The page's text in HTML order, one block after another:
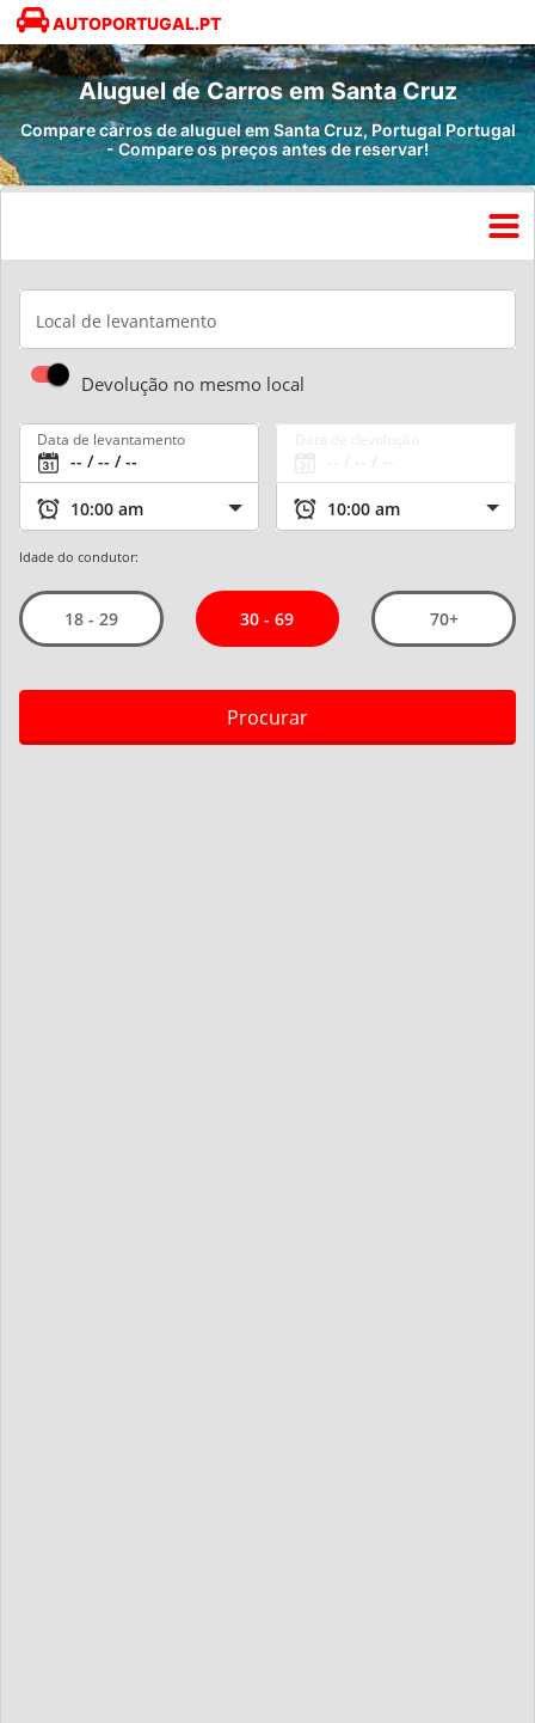
AUTOPORTUGAL.PT
Aluguel de Carros em Santa Cruz
Compare carros de aluguel em Santa Cruz, Portugal Portugal
- Compare os preços antes de reservar!
Local de levantamento
Devolução no mesmo local
Data de levantamento
Idade do condutor:
18 - 29 30 - 69 70+
Procurar